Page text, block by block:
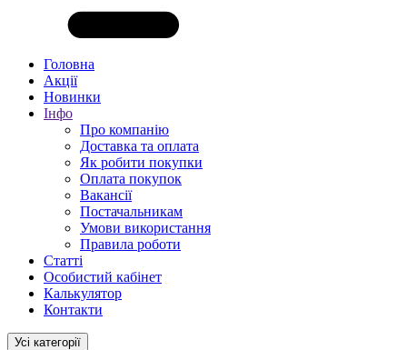
Головна
Акції
Новинки
Інфо
Про компанію
Доставка та оплата
Як робити покупки
Оплата покупок
Вакансії
Постачальникам
Умови використання
Правила роботи
Статті
Особистий кабінет
Калькулятор
Контакти
Усі категорії